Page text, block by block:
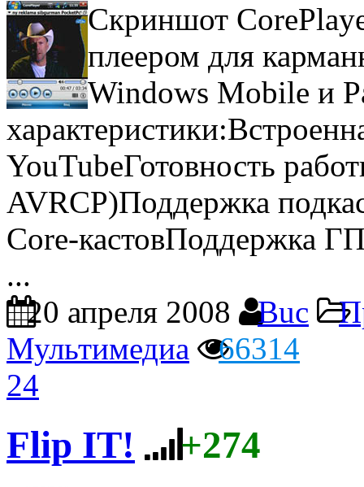
Скриншот
плеером для
Windows Mobile и
YouTubeГотовность
AVRCP)Поддержка
Core-кастовПоддержка
...
20 апреля 2008
Buc
Мультимедиа
66314
24
Flip IT! +274